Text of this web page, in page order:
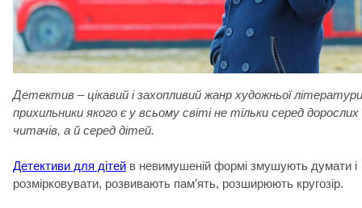
Детектив – цікавий і захопливий жанр художньої
прихильники якого є у всьому світі не тільки серед дорослих
читачів, а й серед дітей.
Детективи для дітей в невимушеній формі змушують думати і
розмірковувати, розвивають пам’ять, розширюють кругозір.